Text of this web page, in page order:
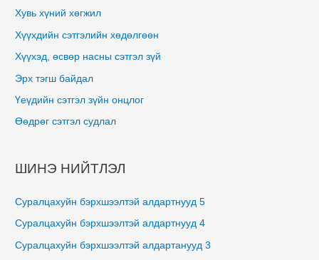
Хувь хүний хөгжил
Хүүхдийн сэтгэлийн хөдөлгөөн
Хүүхэд, өсвөр насны сэтгэл зүй
Эрх тэгш байдал
Үеүдийн сэтгэл зүйн онцлог
Өөдрөг сэтгэл судлал
ШИНЭ НИЙТЛЭЛ
Суралцахуйн бэрхшээлтэй алдартнууд 5
Суралцахуйн бэрхшээлтэй алдартнууд 4
Суралцахуйн бэрхшээлтэй алдартанууд 3